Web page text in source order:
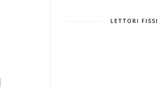
LETTORI FISSI